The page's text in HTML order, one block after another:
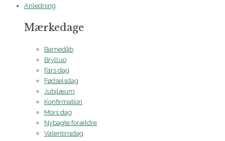
Anledning
Mærkedage
Barnedåb
Bryllup
Fars dag
Fødselsdag
Jubilæum
Konfirmation
Mors dag
Nybagte forældre
Valentinsdag